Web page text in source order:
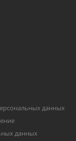
данных
данных